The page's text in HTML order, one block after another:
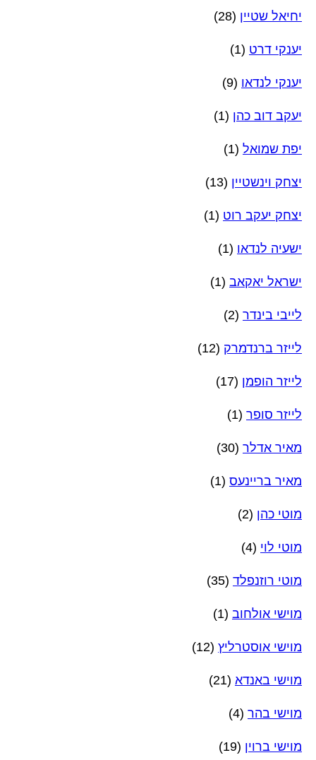
יחיאל שטיין (28)
יענקי דרט (1)
יענקי לנדאו (9)
יעקב דוב כהן (1)
יפת שמואל (1)
יצחק וינשטיין (13)
יצחק יעקב רוט (1)
ישעיה לנדאו (1)
ישראל יאקאב (1)
לייבי בינדר (2)
לייזר ברנדמרק (12)
לייזר הופמן (17)
לייזר סופר (1)
מאיר אדלר (30)
מאיר בריינעס (1)
מוטי כהן (2)
מוטי לוי (4)
מוטי רוזנפלד (35)
מוישי אולחוב (1)
מוישי אוסטרליץ (12)
מוישי באנדא (21)
מוישי בהר (4)
מוישי ברוין (19)